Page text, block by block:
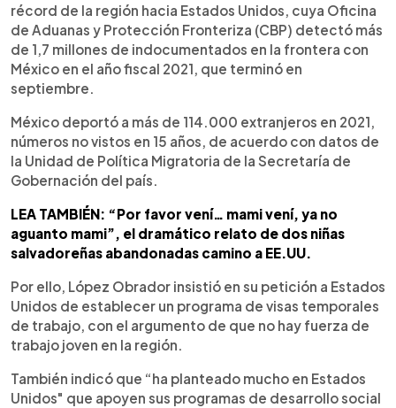
récord de la región hacia Estados Unidos, cuya Oficina
de Aduanas y Protección Fronteriza (CBP) detectó más
de 1,7 millones de indocumentados en la frontera con
México en el año fiscal 2021, que terminó en
septiembre.
México deportó a más de 114.000 extranjeros en 2021,
números no vistos en 15 años, de acuerdo con datos de
la Unidad de Política Migratoria de la Secretaría de
Gobernación del país.
LEA TAMBIÉN: “Por favor vení… mami vení, ya no
aguanto mami”, el dramático relato de dos niñas
salvadoreñas abandonadas camino a EE.UU.
Por ello, López Obrador insistió en su petición a Estados
Unidos de establecer un programa de visas temporales
de trabajo, con el argumento de que no hay fuerza de
trabajo joven en la región.
También indicó que “ha planteado mucho en Estados
Unidos" que apoyen sus programas de desarrollo social